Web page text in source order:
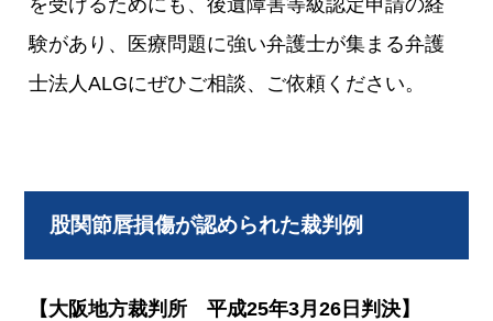
験があり、医療問題に強い弁護士が集まる弁護
士法人ALGにぜひご相談、ご依頼ください。
股関節唇損傷が認められた裁判例
【大阪地方裁判所 平成25年3月26日判決】